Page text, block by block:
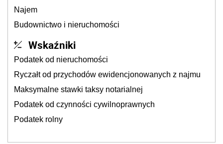
Najem
Budownictwo i nieruchomości
Wskaźniki
Podatek od nieruchomości
Ryczałt od przychodów ewidencjonowanych z najmu
Maksymalne stawki taksy notarialnej
Podatek od czynności cywilnoprawnych
Podatek rolny